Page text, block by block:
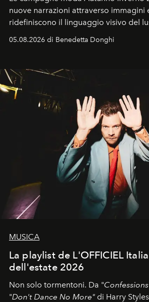
nuove narrazioni attraverso immagini
ridefiniscono il linguaggio visivo del
contemporanea e storytelling
di esprimere identità, visione e
05.08.2026 di Benedetta Donghi
MUSICA
La playlist de L'OFFICIEL
dell'estate 2026
Non solo tormentoni. Da "
"Don't Dance No More" di Harry